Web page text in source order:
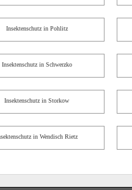
Insektenschutz in Pohlitz
Insektenschutz in Schwerzko
Insektenschutz in Storkow
in Wendisch Rietz